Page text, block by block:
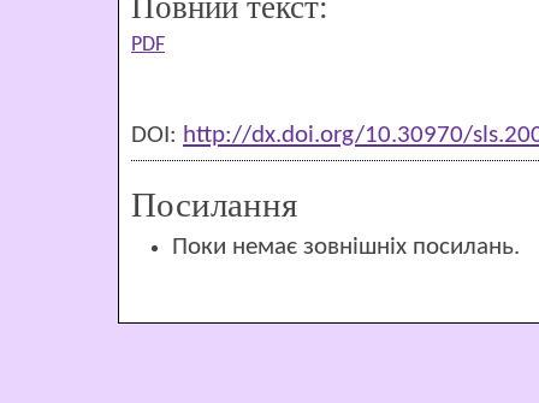
Повний текст:
PDF
DOI: http://dx.doi.org/10.30970/
Посилання
Поки немає зовнішніх посилань.